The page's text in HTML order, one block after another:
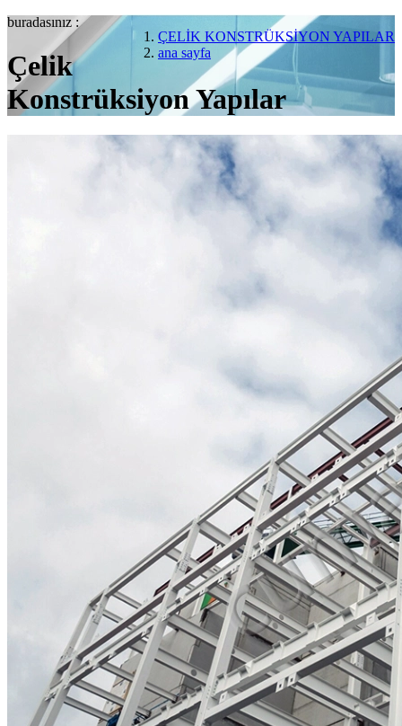
buradasınız :
ÇELİK KONSTRÜKSİYON YAPILAR
ana sayfa
Çelik
Konstrüksiyon Yapılar